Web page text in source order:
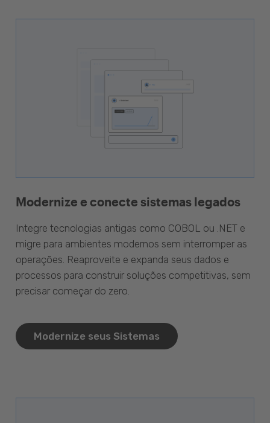
Modernize e conecte sistemas legados
Integre tecnologias antigas como COBOL ou .NET e
migre para ambientes modernos sem interromper as
operações. Reaproveite e expanda seus dados e
processos para construir soluções competitivas, sem
precisar começar do zero.
Modernize seus Sistemas